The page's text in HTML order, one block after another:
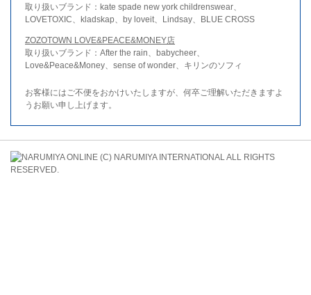
取り扱いブランド：kate spade new york childrenswear、
LOVETOXIC、kladskap、by loveit、Lindsay、BLUE CROSS
ZOZOTOWN LOVE&PEACE&MONEY店
取り扱いブランド：After the rain、babycheer、
Love&Peace&Money、sense of wonder、キリンのソフィ
お客様にはご不便をおかけいたしますが、何卒ご理解いただきますよ
うお願い申し上げます。